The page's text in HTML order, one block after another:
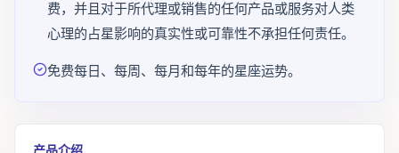
费，并且对于所代理或销售的任何产品或服务对人类
心理的占星影响的真实性或可靠性不承担任何责任。
免费每日、每周、每月和每年的星座运势。